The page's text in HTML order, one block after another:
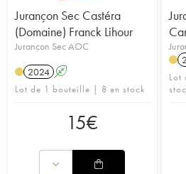
Jurançon Sec Castéra
(Domaine) Franck Lihour
Jurançon Sec AOC
2024 A
Lot de 1 bouteille | 8 en stock
15€
Lot